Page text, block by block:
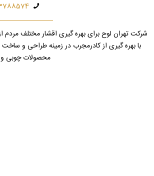
/ 88930127-021
شرکت تهران لوح برای بهره گیری اقشار مختلف مردم
با بهره گیری از کادرمجرب در زمینه طراحی و
محصولات چوبی